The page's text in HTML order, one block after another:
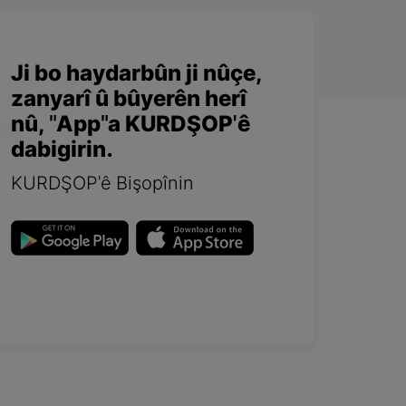
Ji bo haydarbûn ji nûçe,
zanyarî û bûyerên herî
nû, "App"a KURDŞOP'ê
dabigirin.
KURDŞOP'ê Bişopînin